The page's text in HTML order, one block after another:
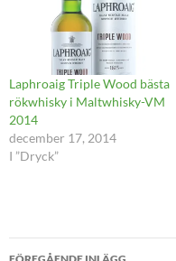
Laphroaig Triple Wood bästa
rökwhisky i Maltwhisky-VM
2014
december 17, 2014
I ”Dryck”